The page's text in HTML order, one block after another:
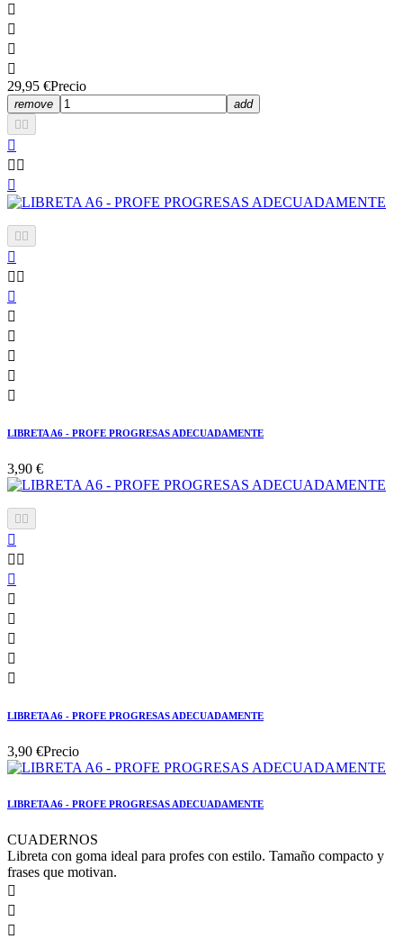




29,95 €Precio
remove
add
 

 

 

 






LIBRETA A6 - PROFE PROGRESAS ADECUADAMENTE
3,90 €


 






LIBRETA A6 - PROFE PROGRESAS ADECUADAMENTE
3,90 €Precio
LIBRETA A6 - PROFE PROGRESAS ADECUADAMENTE
CUADERNOS
Libreta con goma ideal para profes con estilo. Tamaño compacto y
frases que motivan.


